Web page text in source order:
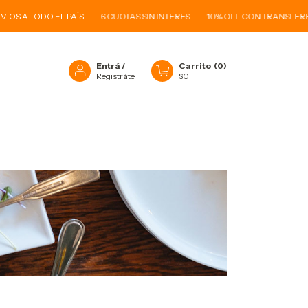
A TODO EL PAÍS 6 CUOTAS SIN INTERES 10% OFF CON
Entrá /
Registráte
Carrito (0)
$0